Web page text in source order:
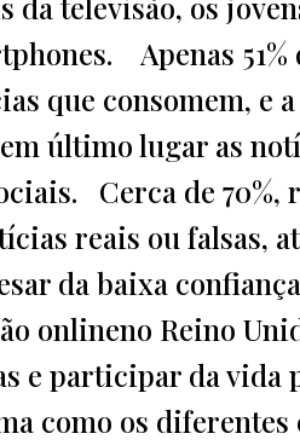
Apenas
que consomem, e
último lugar as
Cerca de 70%,
reais ou falsas,
da baixa
onlineno Reino
e participar da vida
como os